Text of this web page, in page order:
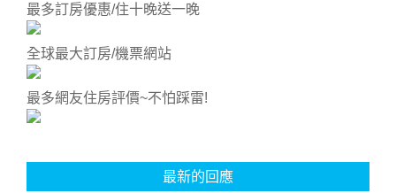
最多訂房優惠/住十晚送一晚
全球最大訂房/機票網站
最多網友住房評價~不怕踩雷!
最新的回應